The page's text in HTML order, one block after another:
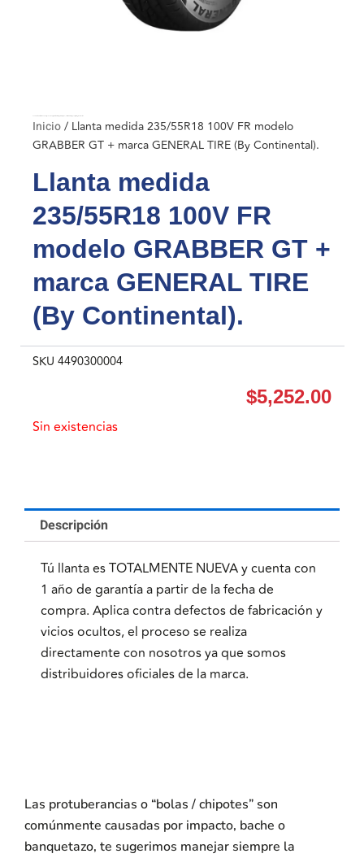
Inicio/ Llanta medida 235/55R18 100V FR modelo
GRABBER GT + marca GENERAL TIRE (By Continental).
Llanta medida
235/55R18 100V FR
modelo GRABBER GT +
marca GENERAL TIRE
(By Continental).
SKU 4490300004
$5,252.00
Sin existencias
Descripción
Tú llanta es TOTALMENTE NUEVA y cuenta con
1 año de garantía a partir de la fecha de
compra. Aplica contra defectos de fabricación y
vicios ocultos, el proceso se realiza
directamente con nosotros ya que somos
distribuidores oficiales de la marca.
Las protuberancias o “bolas / chipotes” son
comúnmente causadas por impacto, bache o
banquetazo, te sugerimos manejar siempre la